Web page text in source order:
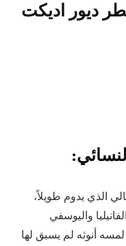
ديور اديكت
الذي يدوم طويلاً،
واليوسفي
أنوثه لم يسبق لها